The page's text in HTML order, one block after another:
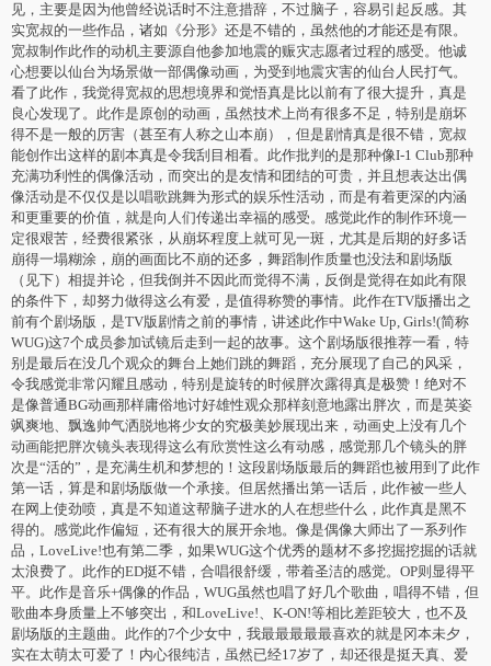
见，主要是因为他曾经说话时不注意措辞，不过脑子，容易引起反感。其
实宽叔的一些作品，诸如《分形》还是不错的，虽然他的才能还是有限。
宽叔制作此作的动机主要源自他参加地震的赈灾志愿者过程的感受。他诚
心想要以仙台为场景做一部偶像动画，为受到地震灾害的仙台人民打气。
看了此作，我觉得宽叔的思想境界和觉悟真是比以前有了很大提升，真是
良心发现了。此作是原创的动画，虽然技术上尚有很多不足，特别是崩坏
得不是一般的厉害（甚至有人称之山本崩），但是剧情真是很不错，宽叔
能创作出这样的剧本真是令我刮目相看。此作批判的是那种像I-1 Club那种
充满功利性的偶像活动，而突出的是友情和团结的可贵，并且想表达出偶
像活动是不仅仅是以唱歌跳舞为形式的娱乐性活动，而是有着更深的内涵
和更重要的价值，就是向人们传递出幸福的感受。感觉此作的制作环境一
定很艰苦，经费很紧张，从崩坏程度上就可见一斑，尤其是后期的好多话
崩得一塌糊涂，崩的画面比不崩的还多，舞蹈制作质量也没法和剧场版
（见下）相提并论，但我倒并不因此而觉得不满，反倒是觉得在如此有限
的条件下，却努力做得这么有爱，是值得称赞的事情。此作在TV版播出之
前有个剧场版，是TV版剧情之前的事情，讲述此作中Wake Up, Girls!(简称
WUG)这7个成员参加试镜后走到一起的故事。这个剧场版很推荐一看，特
别是最后在没几个观众的舞台上她们跳的舞蹈，充分展现了自己的风采，
令我感觉非常闪耀且感动，特别是旋转的时候胖次露得真是极赞！绝对不
是像普通BG动画那样庸俗地讨好雄性观众那样刻意地露出胖次，而是英姿
飒爽地、飘逸帅气洒脱地将少女的究极美妙展现出来，动画史上没有几个
动画能把胖次镜头表现得这么有欣赏性这么有动感，感觉那几个镜头的胖
次是“活的”，是充满生机和梦想的！这段剧场版最后的舞蹈也被用到了此作
第一话，算是和剧场版做一个承接。但居然播出第一话后，此作被一些人
在网上使劲喷，真是不知道这帮脑子进水的人在想些什么，此作真是黑不
得的。感觉此作偏短，还有很大的展开余地。像是偶像大师出了一系列作
品，LoveLive!也有第二季，如果WUG这个优秀的题材不多挖掘挖掘的话就
太浪费了。此作的ED挺不错，合唱很舒缓，带着圣洁的感觉。OP则显得平
平。此作是音乐+偶像的作品，WUG虽然也唱了好几个歌曲，唱得不错，但
歌曲本身质量上不够突出，和LoveLive!、K-ON!等相比差距较大，也不及
剧场版的主题曲。此作的7个少女中，我最最最最最喜欢的就是冈本未夕，
实在太萌太可爱了！内心很纯洁，虽然已经17岁了，却还很是挺天真、爱